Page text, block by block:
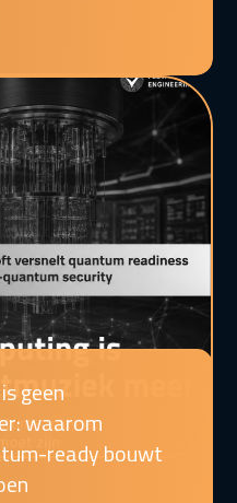
geen
waarom
ready bouwt